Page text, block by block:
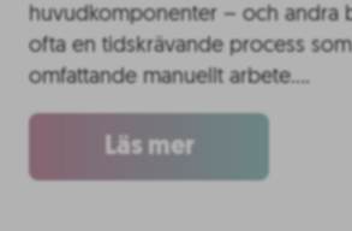
huvudkomponenter – och andra
ofta en tidskrävande process
omfattande manuellt arbete….
Läs mer